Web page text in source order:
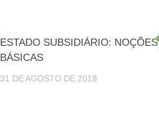
ESTADO SUBSIDIÁRIO: NOÇÕES
BÁSICAS
31 DE AGOSTO DE 2018